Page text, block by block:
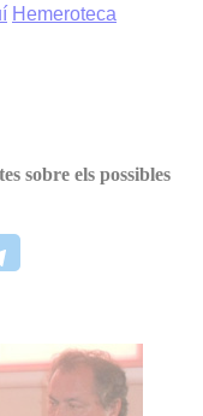
Hemeroteca
sobre els possibles